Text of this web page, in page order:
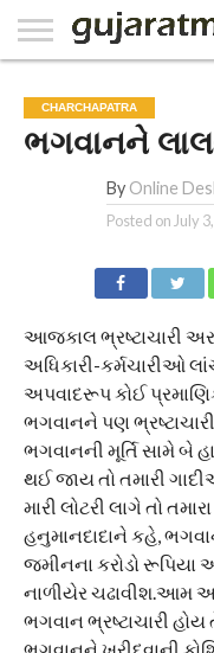
PAPER
NATIONAL
WORLD
BUSINESS
SPORTS
GUJARAT
OPINION
MORE
CHARCHAPATRA
ભગવાનને
By Online
Posted on July
આજકાલ ભ્રષ્ટાચારી
અધિકારી-કર્મચારીઓ
અપવાદરૂપ કોઈ
ભગવાનને પણ
ભગવાનની મૂર્તિ સામે બે
થઈ જાય તો તમારી
મારી લોટરી લાગે તો
હનુમાનદાદાને કહે,
જમીનના કરોડો રૂપિયા
નાળીયેર ચઢાવીશ.આમ
ભગવાન ભ્રષ્ટાચારી